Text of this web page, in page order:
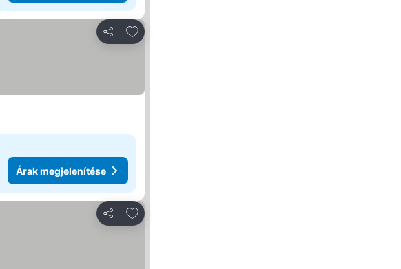
Megosztás
Hozzáadás a kedvencekhez
Árak megjelenítése
Megosztás
Hozzáadás a kedvencekhez